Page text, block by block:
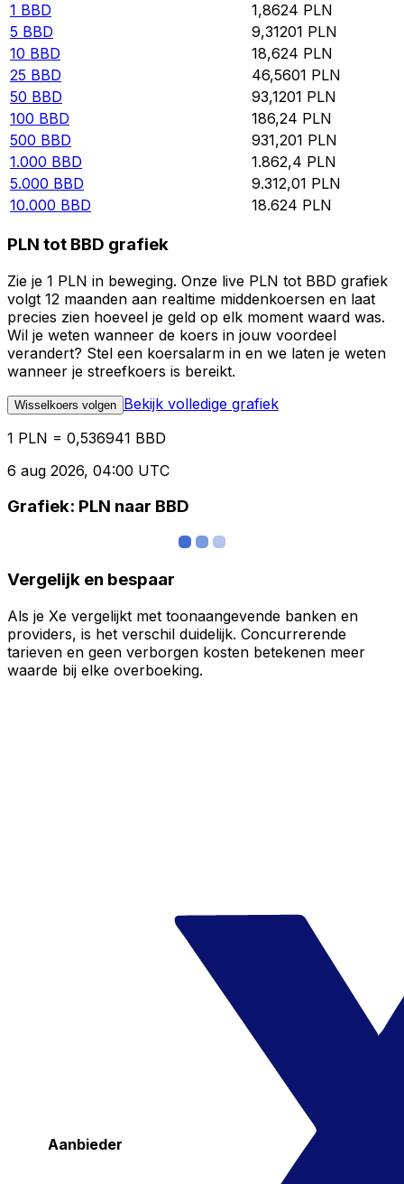
1 BBD 1,8624 PLN
5 BBD 9,31201 PLN
10 BBD 18,624 PLN
25 BBD 46,5601 PLN
50 BBD 93,1201 PLN
100 BBD 186,24 PLN
500 BBD 931,201 PLN
1.000 BBD 1.862,4 PLN
5.000 BBD 9.312,01 PLN
10.000 BBD 18.624 PLN
PLN tot BBD grafiek
Zie je 1 PLN in beweging. Onze live PLN tot BBD grafiek
volgt 12 maanden aan realtime middenkoersen en laat
precies zien hoeveel je geld op elk moment waard was.
Wil je weten wanneer de koers in jouw voordeel
verandert? Stel een koersalarm in en we laten je weten
wanneer je streefkoers is bereikt.
Wisselkoers volgen Bekijk volledige grafiek
1 PLN = 0,536941 BBD
6 aug 2026, 04:00 UTC
Grafiek: PLN naar BBD
Vergelijk en bespaar
Als je Xe vergelijkt met toonaangevende banken en
providers, is het verschil duidelijk. Concurrerende
tarieven en geen verborgen kosten betekenen meer
waarde bij elke overboeking.
Aanbieder